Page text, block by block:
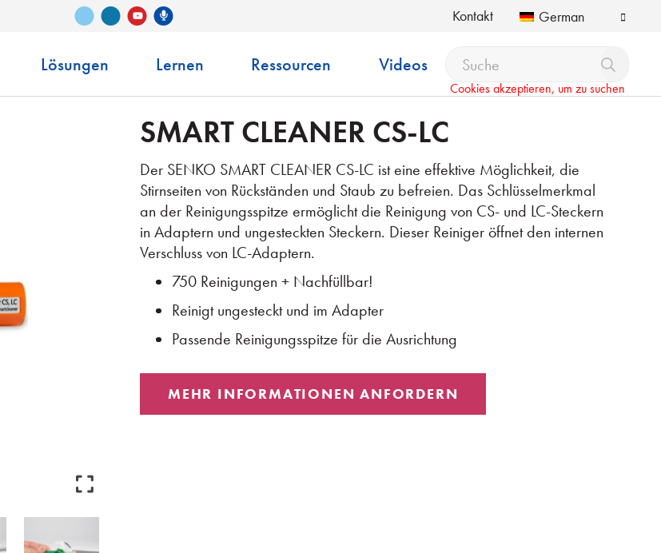
Vimeo LinkedInYouTubeSenko-Podcast Kontakt German
Lösungen Lernen Ressourcen Videos
Cookies akzeptieren, um zu suchen
SMART CLEANER CS-LC
Der SENKO SMART CLEANER CS-LC ist eine effektive Möglichkeit, die
Stirnseiten von Rückständen und Staub zu befreien. Das Schlüsselmerkmal
an der Reinigungsspitze ermöglicht die Reinigung von CS- und LC-Steckern
in Adaptern und ungesteckten Steckern. Dieser Reiniger öffnet den internen
Verschluss von LC-Adaptern.
750 Reinigungen + Nachfüllbar!
Reinigt ungesteckt und im Adapter
Passende Reinigungsspitze für die Ausrichtung
MEHR INFORMATIONEN ANFORDERN